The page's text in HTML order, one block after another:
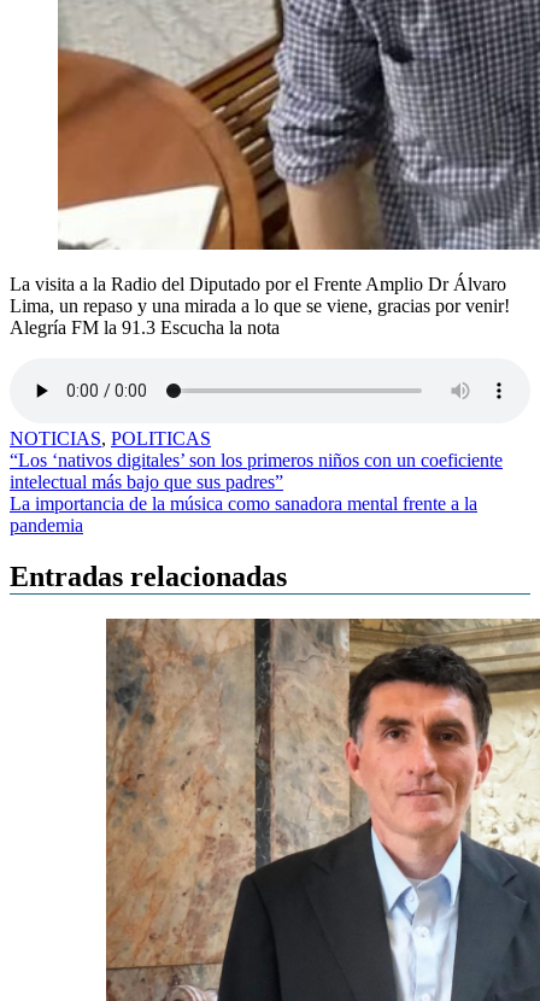
La visita a la Radio del Diputado por el Frente Amplio Dr Álvaro
Lima, un repaso y una mirada a lo que se viene, gracias por venir!
Alegría FM la 91.3 Escucha la nota
NOTICIAS, POLITICAS
Navegación
de
entradas
“Los ‘nativos digitales’ son los primeros niños con un coeficiente
intelectual más bajo que sus padres”
La importancia de la música como sanadora mental frente a la
pandemia
Entradas relacionadas